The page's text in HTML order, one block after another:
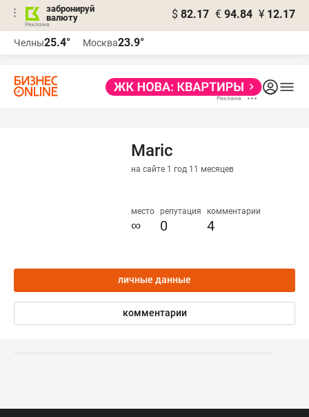
забронируй
валюту
$ 82.17 € 94.84 ¥ 12.17
Челны25.4° Москва23.9°
Maric
на сайте 1 год 11 месяцев
место
∞
репутация
0
комментарии
4
личные данные
комментарии